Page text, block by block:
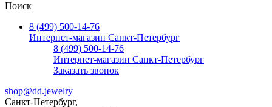
Поиск
8 (499) 500-14-76
Интернет-магазин Санкт-Петербург
8 (499) 500-14-76
Интернет-магазин Санкт-Петербург
Заказать звонок
shop@dd.jewelry
Санкт-Петербург,